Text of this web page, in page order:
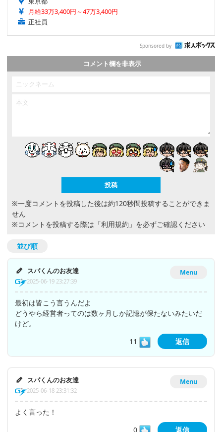
月給33万3,400円～47万3,400円
正社員
Sponsored by
コメント欄を非表示
※一度コメントを投稿した後は約120秒間投稿することができま
せん
※コメントを投稿する際は 「利用規約」 を必ずご確認ください
並び順
Menu
スパくんのお友達
2025-06-19 23:27:39
最初は皆こう言うんだよ
どうやら経営者ってのは数ヶ月しか記憶が保たないみたいだ
けど。
11
返信
Menu
スパくんのお友達
2025-06-18 23:31:32
よく言った！
0
返信